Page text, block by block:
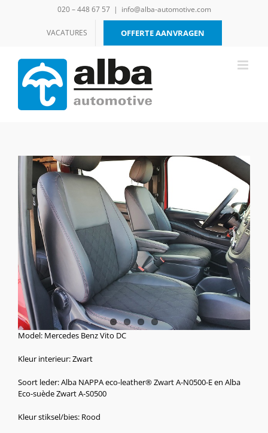
020 – 448 67 57 | info@alba-automotive.com
VACATURES OFFERTE AANVRAGEN
Model: Mercedes Benz Vito DC
Kleur interieur: Zwart
Soort leder: Alba NAPPA eco-leather® Zwart A-N0500-E en Alba
Eco-suède Zwart A-S0500
Kleur stiksel/bies: Rood